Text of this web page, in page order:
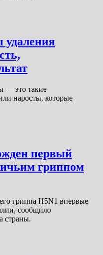
удаления
— это такие
наросты, которые
первый
гриппом
гриппа H5N1 впервые
сообщило
страны.